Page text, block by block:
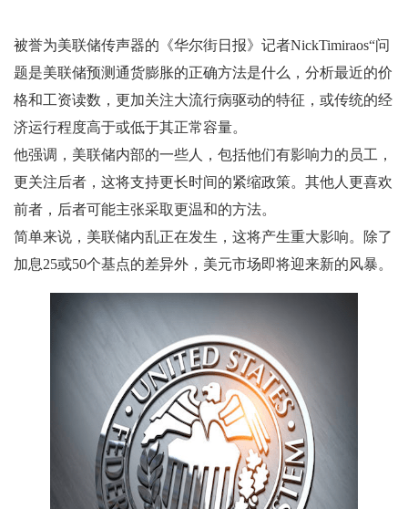
被誉为美联储传声器的《华尔街日报》记者NickTimiraos“问
题是美联储预测通货膨胀的正确方法是什么，分析最近的价
格和工资读数，更加关注大流行病驱动的特征，或传统的经
济运行程度高于或低于其正常容量。
他强调，美联储内部的一些人，包括他们有影响力的员工，
更关注后者，这将支持更长时间的紧缩政策。其他人更喜欢
前者，后者可能主张采取更温和的方法。
简单来说，美联储内乱正在发生，这将产生重大影响。除了
加息25或50个基点的差异外，美元市场即将迎来新的风暴。